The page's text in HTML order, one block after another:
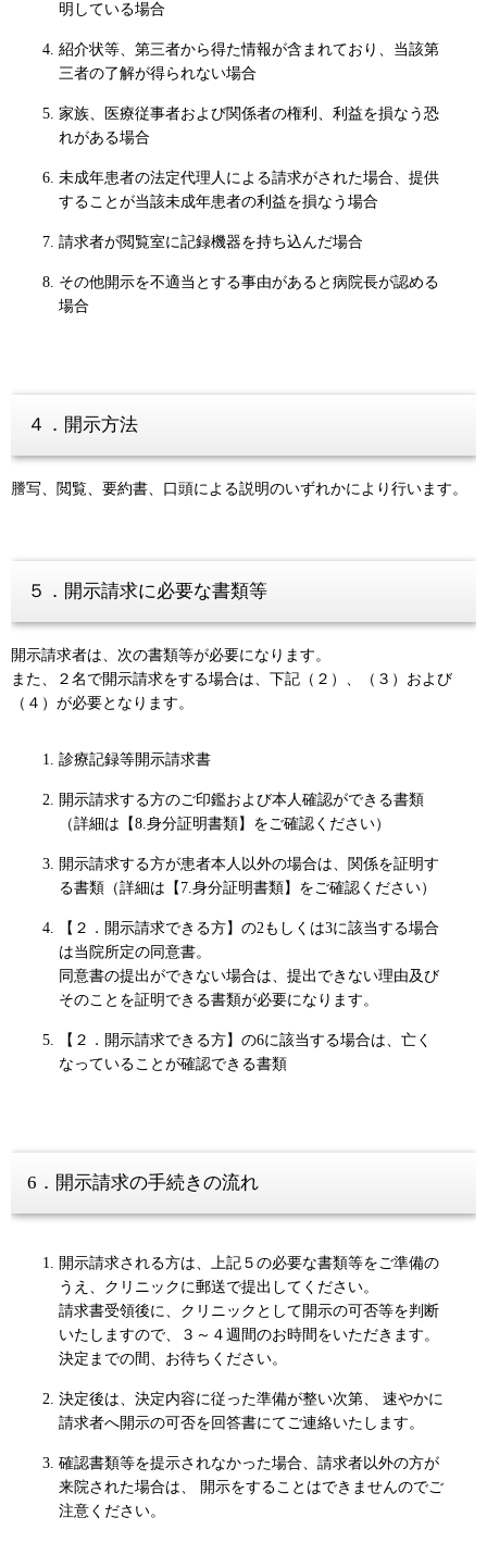
明している場合
紹介状等、第三者から得た情報が含まれており、当該第
三者の了解が得られない場合
家族、医療従事者および関係者の権利、利益を損なう恐
れがある場合
未成年患者の法定代理人による請求がされた場合、提供
することが当該未成年患者の利益を損なう場合
請求者が閲覧室に記録機器を持ち込んだ場合
その他開示を不適当とする事由があると病院長が認める
場合
４．開示方法
謄写、閲覧、要約書、口頭による説明のいずれかにより行います。
５．開示請求に必要な書類等
開示請求者は、次の書類等が必要になります。
また、２名で開示請求をする場合は、下記（２）、（３）および
（４）が必要となります。
診療記録等開示請求書
開示請求する方のご印鑑および本人確認ができる書類
（詳細は【8.身分証明書類】をご確認ください）
開示請求する方が患者本人以外の場合は、関係を証明す
る書類（詳細は【7.身分証明書類】をご確認ください）
【２．開示請求できる方】の2もしくは3に該当する場合
は当院所定の同意書。
同意書の提出ができない場合は、提出できない理由及び
そのことを証明できる書類が必要になります。
【２．開示請求できる方】の6に該当する場合は、亡く
なっていることが確認できる書類
6．開示請求の手続きの流れ
開示請求される方は、上記５の必要な書類等をご準備の
うえ、クリニックに郵送で提出してください。
請求書受領後に、クリニックとして開示の可否等を判断
いたしますので、３～４週間のお時間をいただきます。
決定までの間、お待ちください。
決定後は、決定内容に従った準備が整い次第、 速やかに
請求者へ開示の可否を回答書にてご連絡いたします。
確認書類等を提示されなかった場合、請求者以外の方が
来院された場合は、 開示をすることはできませんのでご
注意ください。